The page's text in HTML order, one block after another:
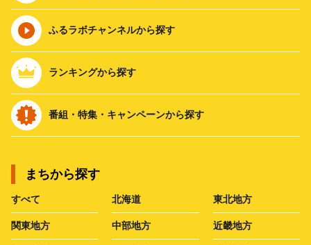
ふるラボチャンネルから探す
ランキングから探す
番組・特集・キャンペーンから探す
まちから探す
すべて 北海道 東北地方
関東地方 中部地方 近畿地方